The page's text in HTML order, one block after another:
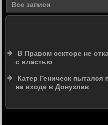
Все записи
В Правом секторе не
с властью
Катер Геническ пытался
на входе в Донузлав